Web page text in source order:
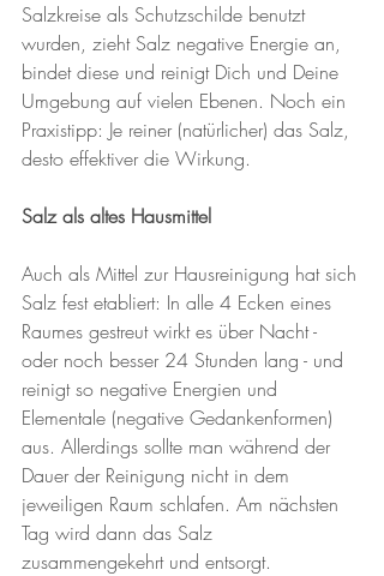
Salzkreise als Schutzschilde benutzt
wurden, zieht Salz negative Energie an,
bindet diese und reinigt Dich und Deine
Umgebung auf vielen Ebenen. Noch ein
Praxistipp: Je reiner (natürlicher) das Salz,
desto effektiver die Wirkung.
Salz als altes Hausmittel
Auch als Mittel zur Hausreinigung hat sich
Salz fest etabliert: In alle 4 Ecken eines
Raumes gestreut wirkt es über Nacht -
oder noch besser 24 Stunden lang - und
reinigt so negative Energien und
Elementale (negative Gedankenformen)
aus. Allerdings sollte man während der
Dauer der Reinigung nicht in dem
jeweiligen Raum schlafen. Am nächsten
Tag wird dann das Salz
zusammengekehrt und entsorgt.